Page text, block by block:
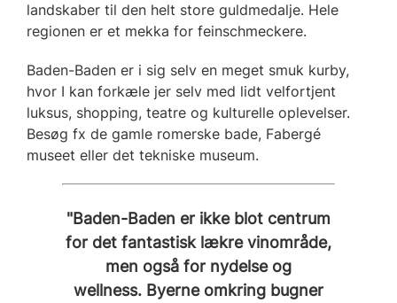
landskaber til den helt store guldmedalje. Hele
regionen er et mekka for feinschmeckere.
Baden-Baden er i sig selv en meget smuk kurby,
hvor I kan forkæle jer selv med lidt velfortjent
luksus, shopping, teatre og kulturelle oplevelser.
Besøg fx de gamle romerske bade, Fabergé
museet eller det tekniske museum.
"Baden-Baden er ikke blot centrum
for det fantastisk lækre vinområde,
men også for nydelse og
wellness. Byerne omkring bugner